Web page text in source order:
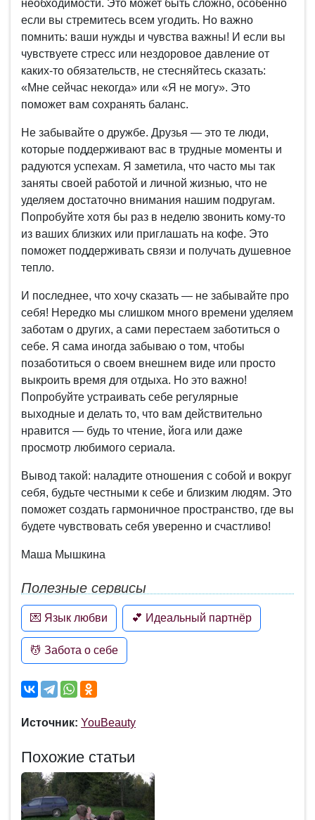
необходимости. Это может быть сложно, особенно
если вы стремитесь всем угодить. Но важно
помнить: ваши нужды и чувства важны! И если вы
чувствуете стресс или нездоровое давление от
каких-то обязательств, не стесняйтесь сказать:
«Мне сейчас некогда» или «Я не могу». Это
поможет вам сохранять баланс.
Не забывайте о дружбе. Друзья — это те люди,
которые поддерживают вас в трудные моменты и
радуются успехам. Я заметила, что часто мы так
заняты своей работой и личной жизнью, что не
уделяем достаточно внимания нашим подругам.
Попробуйте хотя бы раз в неделю звонить кому-то
из ваших близких или приглашать на кофе. Это
поможет поддерживать связи и получать душевное
тепло.
И последнее, что хочу сказать — не забывайте про
себя! Нередко мы слишком много времени уделяем
заботам о других, а сами перестаем заботиться о
себе. Я сама иногда забываю о том, чтобы
позаботиться о своем внешнем виде или просто
выкроить время для отдыха. Но это важно!
Попробуйте устраивать себе регулярные
выходные и делать то, что вам действительно
нравится — будь то чтение, йога или даже
просмотр любимого сериала.
Вывод такой: наладите отношения с собой и вокруг
себя, будьте честными к себе и близким людям. Это
поможет создать гармоничное пространство, где вы
будете чувствовать себя уверенно и счастливо!
Маша Мышкина
Полезные сервисы
💌 Язык любви 💕 Идеальный партнёр
💆 Забота о себе
Источник: YouBeauty
Похожие статьи